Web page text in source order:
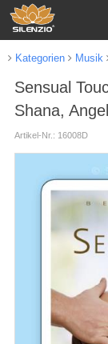
Kategorien Musik
Sensual
Shana,
Artikel-Nr.: 16008D